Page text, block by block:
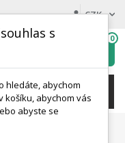
CZK
wishlist
0
s
hledáte, abychom
košíku, abychom vás
abyste se